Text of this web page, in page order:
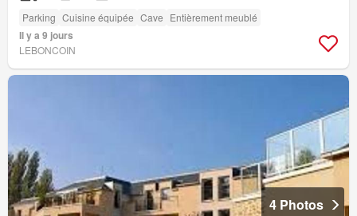
Parking Cuisine équipée Cave Entièrement meublé
Il y a 9 jours
LEBONCOIN
4 Photos